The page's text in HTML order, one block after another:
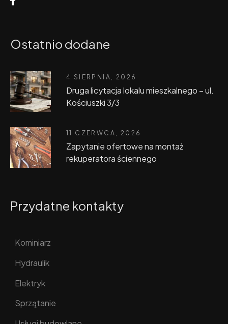
Ostatnio dodane
4 SIERPNIA, 2026
Druga licytacja lokalu mieszkalnego – ul.
Kościuszki 3/3
11 CZERWCA, 2026
Zapytanie ofertowe na montaż
rekuperatora ściennego
Przydatne kontakty
Kominiarz
Hydraulik
Elektryk
Sprzątanie